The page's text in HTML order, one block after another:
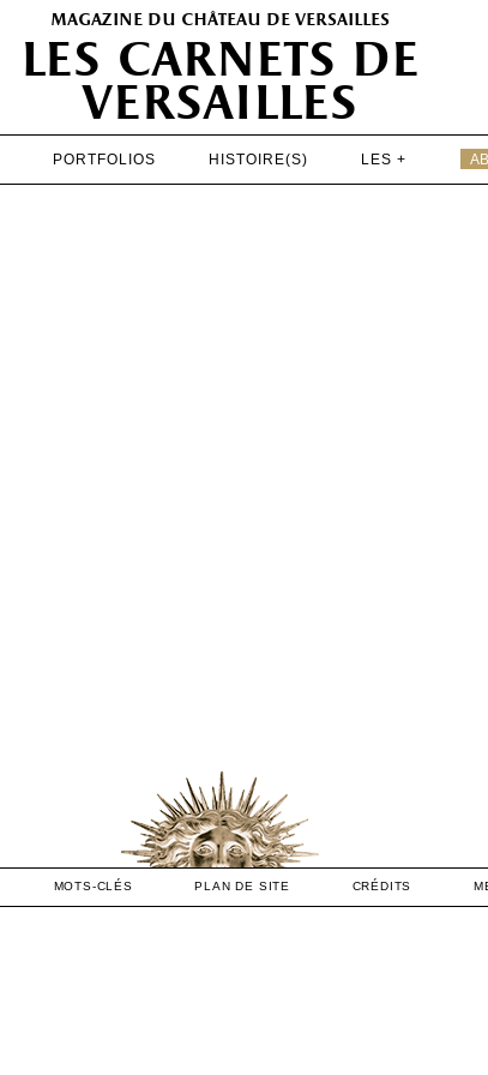
magazine du château de versailles
les carnets de
versailles
PORTFOLIOS HISTOIRE(S) LES +
MOTS-CLÉS PLAN DE SITE CRÉDITS